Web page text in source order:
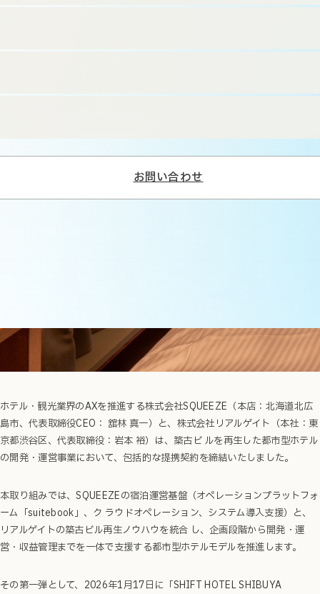
お問い合わせ
ホテル・観光業界のAXを推進する株式会社SQUEEZE（本店：北海道北広
島市、代表取締役CEO： 舘林 真一）と、株式会社リアルゲイト（本社：東
京都渋谷区、代表取締役：岩本 裕）は、築古ビ ルを再生した都市型ホテル
の開発・運営事業において、包括的な提携契約を締結いたしました。
本取り組みでは、SQUEEZEの宿泊運営基盤（オペレーションプラットフォ
ーム「suitebook」、ク ラウドオペレーション、システム導入支援）と、
リアルゲイトの築古ビル再生ノウハウを統合 し、企画段階から開発・運
営・収益管理までを一体で支援する都市型ホテルモデルを推進します。
その第一弾として、2026年1月17日に「SHIFT HOTEL SHIBUYA